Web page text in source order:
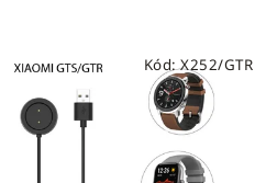
Kód:X252/GTR